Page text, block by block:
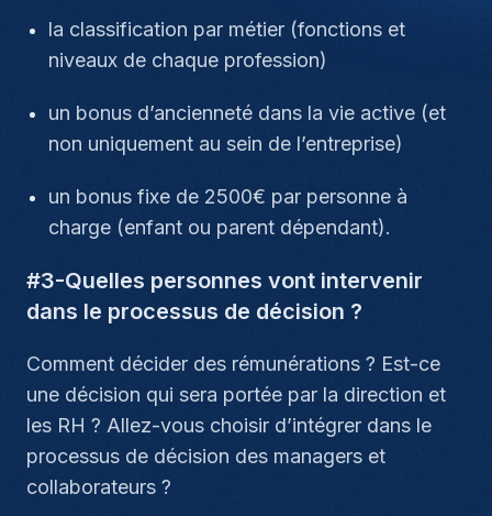
la classification par métier (fonctions et
niveaux de chaque profession)
un bonus d’ancienneté dans la vie active (et
non uniquement au sein de l’entreprise)
un bonus fixe de 2500€ par personne à
charge (enfant ou parent dépendant).
#3-Quelles personnes vont intervenir
dans le processus de décision ?
Comment décider des rémunérations ? Est-ce
une décision qui sera portée par la direction et
les RH ? Allez-vous choisir d’intégrer dans le
processus de décision des managers et
collaborateurs ?